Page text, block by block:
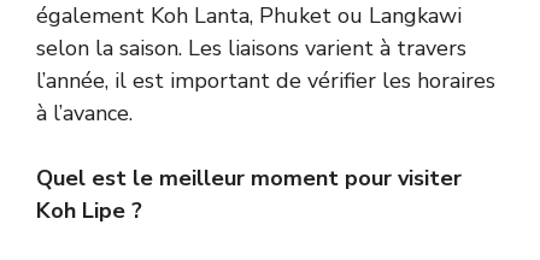
également Koh Lanta, Phuket ou Langkawi
selon la saison. Les liaisons varient à travers
l’année, il est important de vérifier les horaires
à l’avance.
Quel est le meilleur moment pour visiter
Koh Lipe ?